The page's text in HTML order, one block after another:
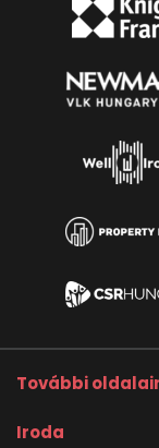
További
Iroda